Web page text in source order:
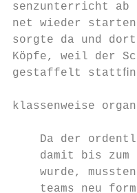
senzunterricht ab
net wieder
sorgte da und
Köpfe, weil der
gestaffelt
klassenweise
Da der
damit bis zum
wurde,
teams neu